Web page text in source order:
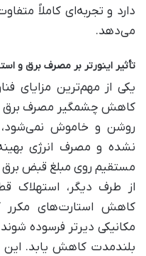
دارد و تجربه‌ای کاملاً
می‌دهد.
تأثیر اینورتر بر مصرف برق و
کاهش چشمگیر مصرف برق
روشن و خاموش نمی‌شود،
نشده و مصرف انرژی
مستقیم روی مبلغ قبض برق
از طرف دیگر، استهلاک
کاهش استارت‌های
مکانیکی دیرتر فرسوده
بلندمدت کاهش یابد. این